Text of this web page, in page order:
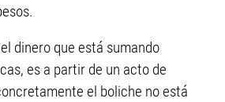
dinero que está sumando
es a partir de un acto de
el boliche no está